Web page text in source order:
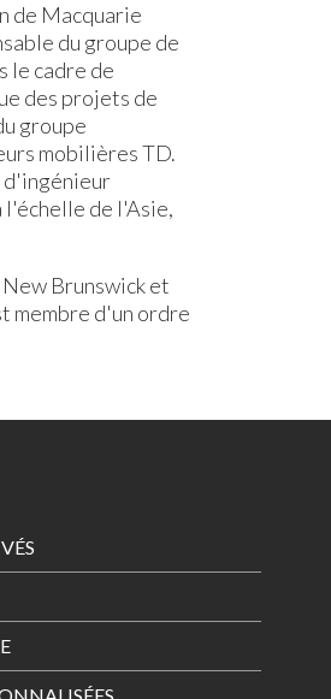
de Macquarie
du groupe de
le cadre de
des projets de
groupe
mobilières TD.
d'ingénieur
de l'Asie,
Brunswick et
membre d'un ordre